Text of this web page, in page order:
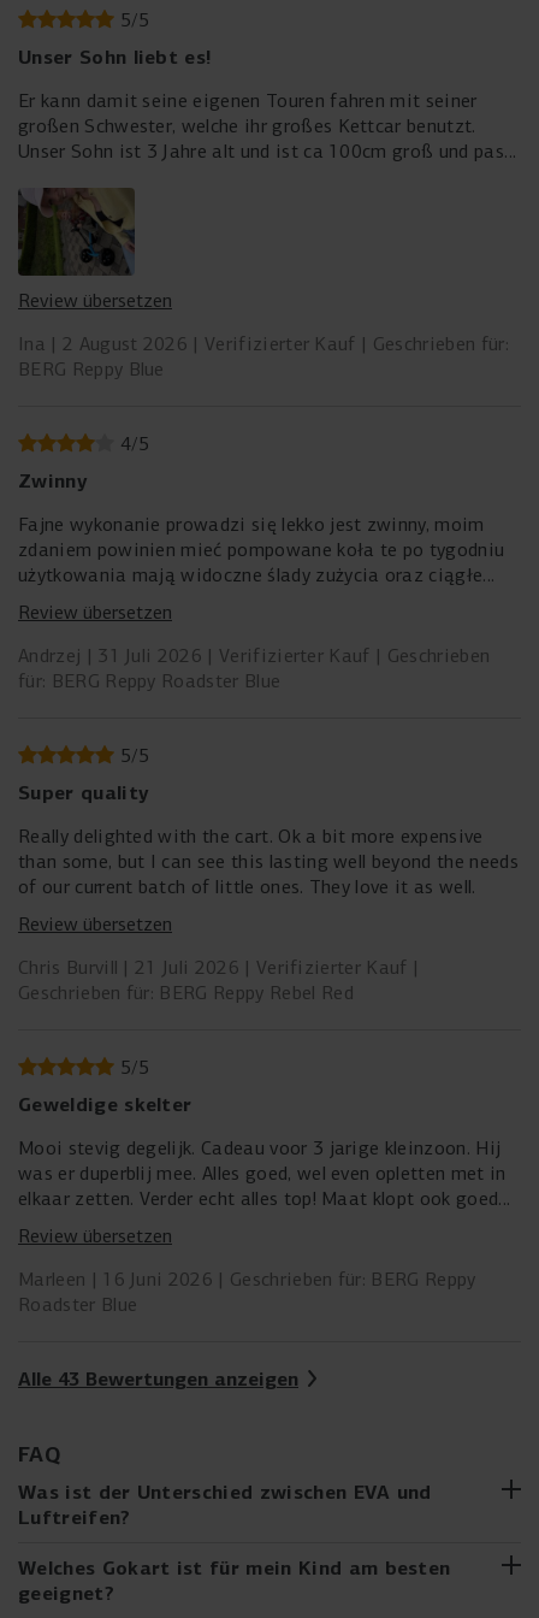
5/5
Unser Sohn liebt es!
Er kann damit seine eigenen Touren fahren mit seiner
großen Schwester, welche ihr großes Kettcar benutzt.
Unser Sohn ist 3 Jahre alt und ist ca 100cm groß und passt
Review übersetzen
Ina
2 August 2026 Verifizierter Kauf
Geschrieben für:
BERG Reppy Blue
4/5
Zwinny
Fajne wykonanie prowadzi się lekko jest zwinny, moim
zdaniem powinien mieć pompowane koła te po tygodniu
użytkowania mają widoczne ślady zużycia oraz ciągłe
jeszcze jeden stopień regulacji tak aby dało się je dalej
odsunąć dla 6 latka jest za blisko.
Review übersetzen
Andrzej
31 Juli 2026 Verifizierter Kauf
Geschrieben
für: BERG Reppy Roadster Blue
5/5
Super quality
Really delighted with the cart. Ok a bit more expensive
than some, but I can see this lasting well beyond the needs
of our current batch of little ones. They love it as well.
Review übersetzen
Chris Burvill
21 Juli 2026
Verifizierter Kauf
Geschrieben für: BERG Reppy Rebel Red
5/5
Geweldige skelter
Mooi stevig degelijk. Cadeau voor 3 jarige kleinzoon. Hij
was er duperblij mee. Alles goed, wel even opletten met in
elkaar zetten. Verder echt alles top! Maat klopt ook goed
pedalen met stoeltje op de voorste stand.
Review übersetzen
Marleen
16 Juni 2026
Geschrieben für: BERG Reppy
Roadster Blue
Alle 43 Bewertungen anzeigen
FAQ
Was ist der Unterschied zwischen EVA und
Luftreifen?
wartungsfreundliche Gokart-Reifen, die nicht leckgehen
können und aus verschleißfestem und leichtem Material
Welches Gokart ist für mein Kind am besten
geeignet?